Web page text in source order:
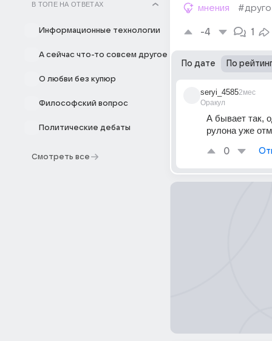
В ТОПЕ НА ОТВЕТАХ
Информационные технологии
А сейчас что-то совсем другое
О любви без купюр
Философский вопрос
Политические дебаты
Смотреть все
мнения
-4 1
По дате По
seryi_4585
Оракул
2мес
А бывает так,
рулона уже
0